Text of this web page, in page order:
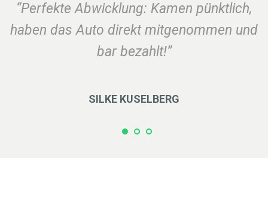
“Perfekte Abwicklung: Kamen pünktlich,
haben das Auto direkt mitgenommen und
bar bezahlt!”
SILKE KUSELBERG